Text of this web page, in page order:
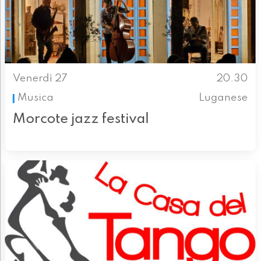
Venerdì 27
20.30
Musica
Luganese
Morcote jazz festival